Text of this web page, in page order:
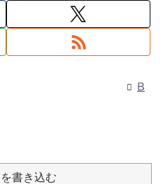
B
書き込む